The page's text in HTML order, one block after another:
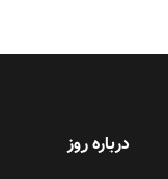
درباره روز